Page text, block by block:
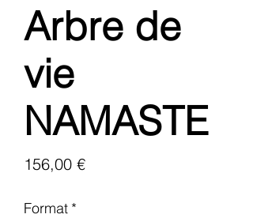
Arbre de
vie
NAMASTE
156,00 €Prix
Format *